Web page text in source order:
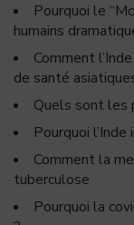
Pourquoi le
humains
Comment
de santé
Quels sont les
Pourquoi
Comment la
tuberculose
Pourquoi la